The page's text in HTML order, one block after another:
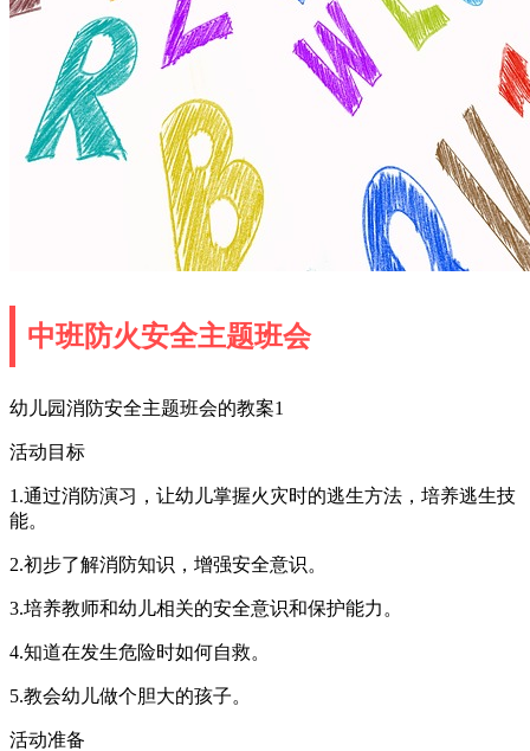
中班防火安全主题班会
幼儿园消防安全主题班会的教案1
活动目标
1.通过消防演习，让幼儿掌握火灾时的逃生方法，培养逃生技
能。
2.初步了解消防知识，增强安全意识。
3.培养教师和幼儿相关的安全意识和保护能力。
4.知道在发生危险时如何自救。
5.教会幼儿做个胆大的孩子。
活动准备